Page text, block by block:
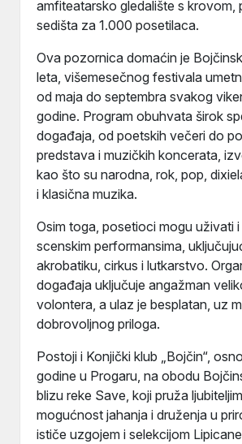
amfiteatarsko gledalište s krovom,
sedišta za 1.000 posetilaca.
Ova pozornica domaćin je
leta, višemesečnog festivala
od maja do septembra svakog
godine. Program obuhvata širok
događaja, od poetskih večeri do
predstava i muzičkih koncerata,
kao što su narodna, rok, pop,
i klasična muzika.
Osim toga, posetioci mogu uživati
scenskim performansima,
akrobatiku, cirkus i lutkarstvo.
događaja uključuje angažman
volontera, a ulaz je besplatan, uz
dobrovoljnog priloga.
Postoji i Konjički klub „Bojčin“,
godine u Progaru, na obodu
blizu reke Save, koji pruža
mogućnost jahanja i druženja u
ističe uzgojem i selekcijom